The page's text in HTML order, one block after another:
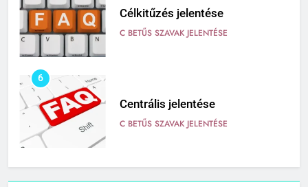
Célkitűzés jelentése
C BETŰS SZAVAK JELENTÉSE
6
Centrális jelentése
C BETŰS SZAVAK JELENTÉSE
7